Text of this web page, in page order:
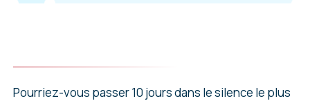
Pourriez-vous passer 10 jours dans le silence le plus